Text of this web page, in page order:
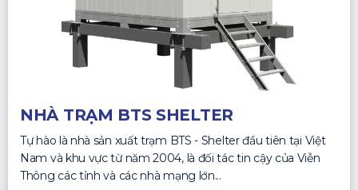
NHÀ TRẠM BTS SHELTER
Tự hào là nhà sản xuất trạm BTS - Shelter đầu tiên tại Việt
Nam và khu vực từ năm 2004, là đối tác tin cậy của Viễn
Thông các tỉnh và các nhà mạng lớn...